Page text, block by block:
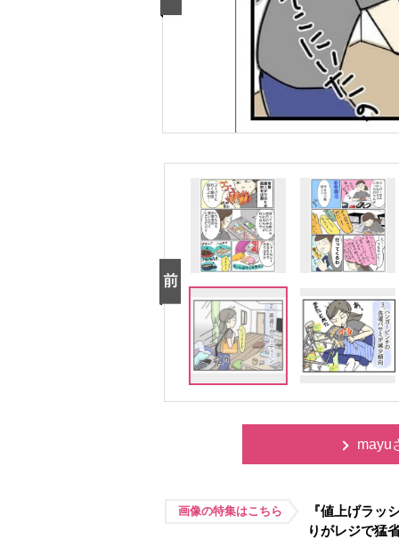
mayu
画像の特集はこちら
『値上げラッ
りがレジで猛